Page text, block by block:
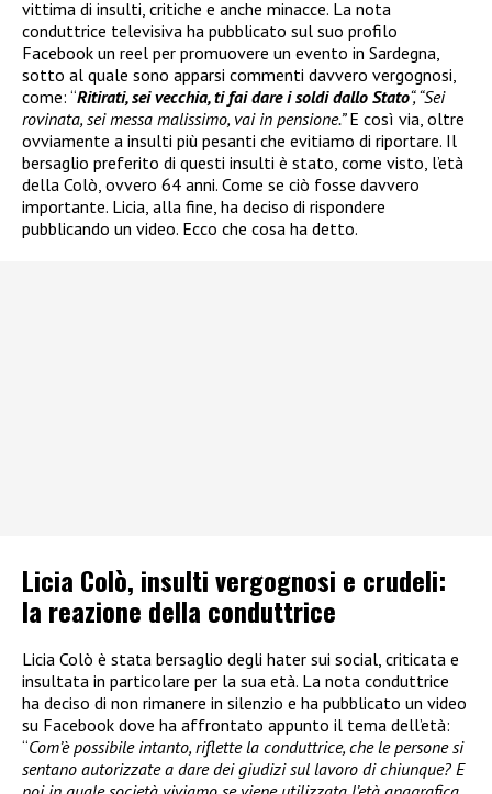
vittima di insulti, critiche e anche minacce. La nota
conduttrice televisiva ha pubblicato sul suo profilo
Facebook un reel per promuovere un evento in Sardegna,
sotto al quale sono apparsi commenti davvero vergognosi,
come: “Ritirati, sei vecchia, ti fai dare i soldi dallo Stato“, “Sei
rovinata, sei messa malissimo, vai in pensione.”E così via, oltre
ovviamente a insulti più pesanti che evitiamo di riportare. Il
bersaglio preferito di questi insulti è stato, come visto, l’età
della Colò, ovvero 64 anni. Come se ciò fosse davvero
importante. Licia, alla fine, ha deciso di rispondere
pubblicando un video. Ecco che cosa ha detto.
Licia Colò, insulti vergognosi e crudeli:
la reazione della conduttrice
Licia Colò è stata bersaglio degli hater sui social, criticata e
insultata in particolare per la sua età. La nota conduttrice
ha deciso di non rimanere in silenzio e ha pubblicato un video
su Facebook dove ha affrontato appunto il tema dell’età:
“Com’è possibile intanto, riflette la conduttrice, che le persone si
sentano autorizzate a dare dei giudizi sul lavoro di chiunque? E